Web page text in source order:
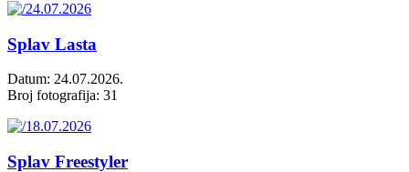
Splav Lasta
Datum: 24.07.2026.
Broj fotografija: 31
Splav Freestyler